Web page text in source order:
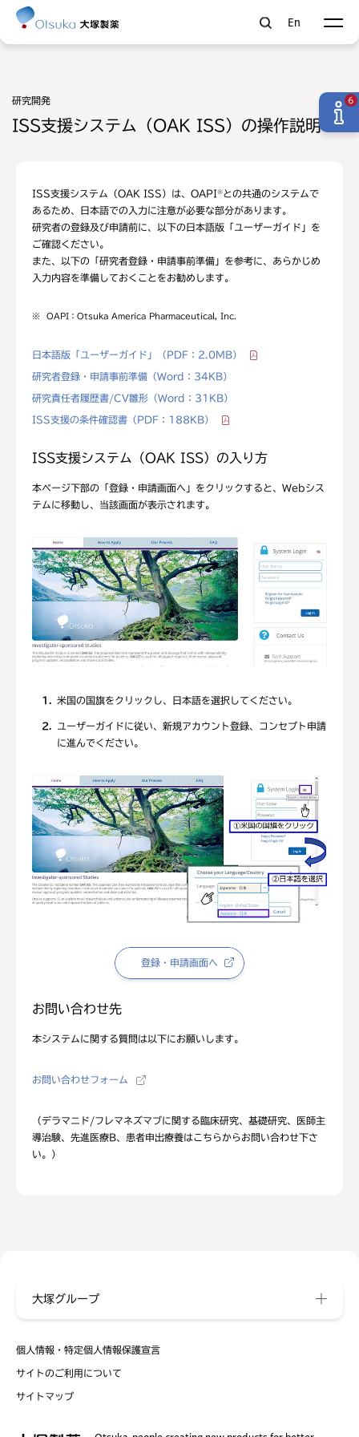
En
研究開発
ISS支援システム（OAK ISS）の操作説明
ISS支援システム（OAK ISS）は、OAPI※との共通のシステムで
あるため、日本語での入力に注意が必要な部分があります。
研究者の登録及び申請前に、以下の日本語版「ユーザーガイド」を
ご確認ください。
また、以下の「研究者登録・申請事前準備」を参考に、あらかじめ
入力内容を準備しておくことをお勧めします。
※ OAPI：Otsuka America Pharmaceutical, Inc.
日本語版「ユーザーガイド」 （PDF：2.0MB）
研究者登録・申請事前準備 （Word：34KB）
研究責任者履歴書/CV雛形 （Word：31KB）
ISS支援の条件確認書 （PDF：188KB）
ISS支援システム（OAK ISS）の入り方
本ページ下部の「登録・申請画面へ」をクリックすると、Webシス
テムに移動し、当該画面が表示されます。
1 米国の国旗をクリックし、日本語を選択してください。
2
ユーザーガイドに従い、新規アカウント登録、コンセプト申請
に進んでください。
登録・申請画面へ
お問い合わせ先
本システムに関する質問は以下にお願いします。
お問い合わせフォーム
（デラマニド/フレマネズマブに関する臨床研究、基礎研究、医師主
導治験、先進医療B、患者申出療養はこちらからお問い合わせ下さ
い。）
6
個人情報・特定個人情報保護宣言
サイトのご利用について
サイトマップ
大塚グループ